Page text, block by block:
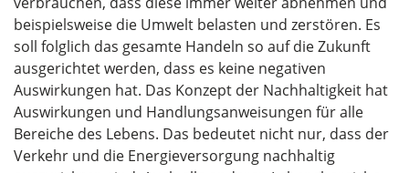
beispielsweise die Umwelt belasten und zerstören. Es
soll folglich das gesamte Handeln so auf die Zukunft
ausgerichtet werden, dass es keine negativen
Auswirkungen hat. Das Konzept der Nachhaltigkeit hat
Auswirkungen und Handlungsanweisungen für alle
Bereiche des Lebens. Das bedeutet nicht nur, dass der
Verkehr und die Energieversorgung nachhaltig